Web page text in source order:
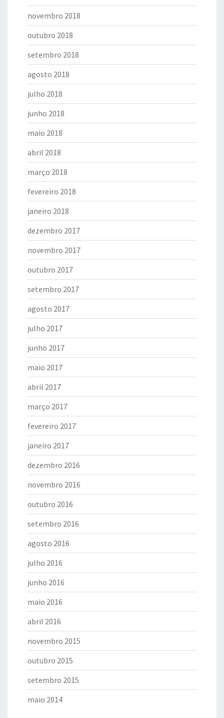
novembro 2018
outubro 2018
setembro 2018
agosto 2018
julho 2018
junho 2018
maio 2018
abril 2018
março 2018
fevereiro 2018
janeiro 2018
dezembro 2017
novembro 2017
outubro 2017
setembro 2017
agosto 2017
julho 2017
junho 2017
maio 2017
abril 2017
março 2017
fevereiro 2017
janeiro 2017
dezembro 2016
novembro 2016
outubro 2016
setembro 2016
agosto 2016
julho 2016
junho 2016
maio 2016
abril 2016
novembro 2015
outubro 2015
setembro 2015
maio 2014